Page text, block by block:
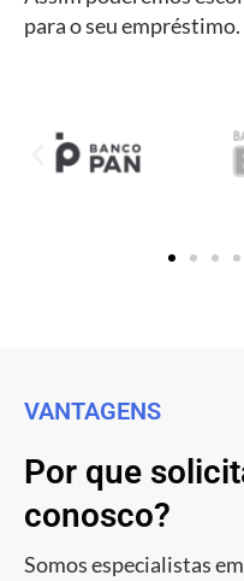
para o seu empréstimo.
VANTAGENS
Por que
conosco?
Somos especialistas em